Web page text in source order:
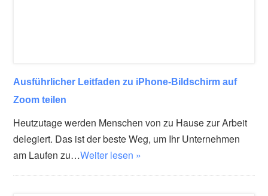
Ausführlicher Leitfaden zu iPhone-Bildschirm auf
Zoom teilen
Heutzutage werden Menschen von zu Hause zur Arbeit
delegiert. Das ist der beste Weg, um Ihr Unternehmen
am Laufen zu…Weiter lesen »